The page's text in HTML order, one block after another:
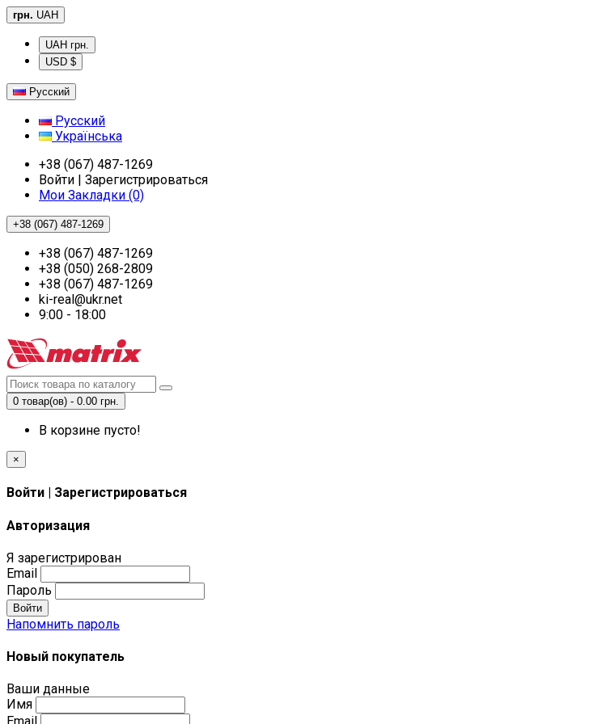
грн. UAH
UAH грн.
USD $
Русский
Русский
Українська
+38 (067) 487-1269
Войти | Зарегистрироваться
Мои Закладки (0)
+38 (067) 487-1269
+38 (067) 487-1269
+38 (050) 268-2809
+38 (067) 487-1269
ki-real@ukr.net
9:00 - 18:00
0 товар(ов) - 0.00 грн.
В корзине пусто!
×
Войти | Зарегистрироваться
Авторизация
Я зарегистрирован
Email
Пароль
Войти
Напомнить пароль
Новый покупатель
Ваши данные
Имя